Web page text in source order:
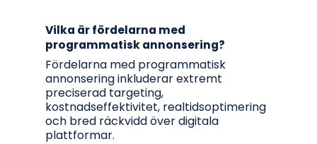
Vilka är fördelarna med
programmatisk annonsering?
Fördelarna med programmatisk
annonsering inkluderar extremt
preciserad targeting,
kostnadseffektivitet, realtidsoptimering
och bred räckvidd över digitala
plattformar.